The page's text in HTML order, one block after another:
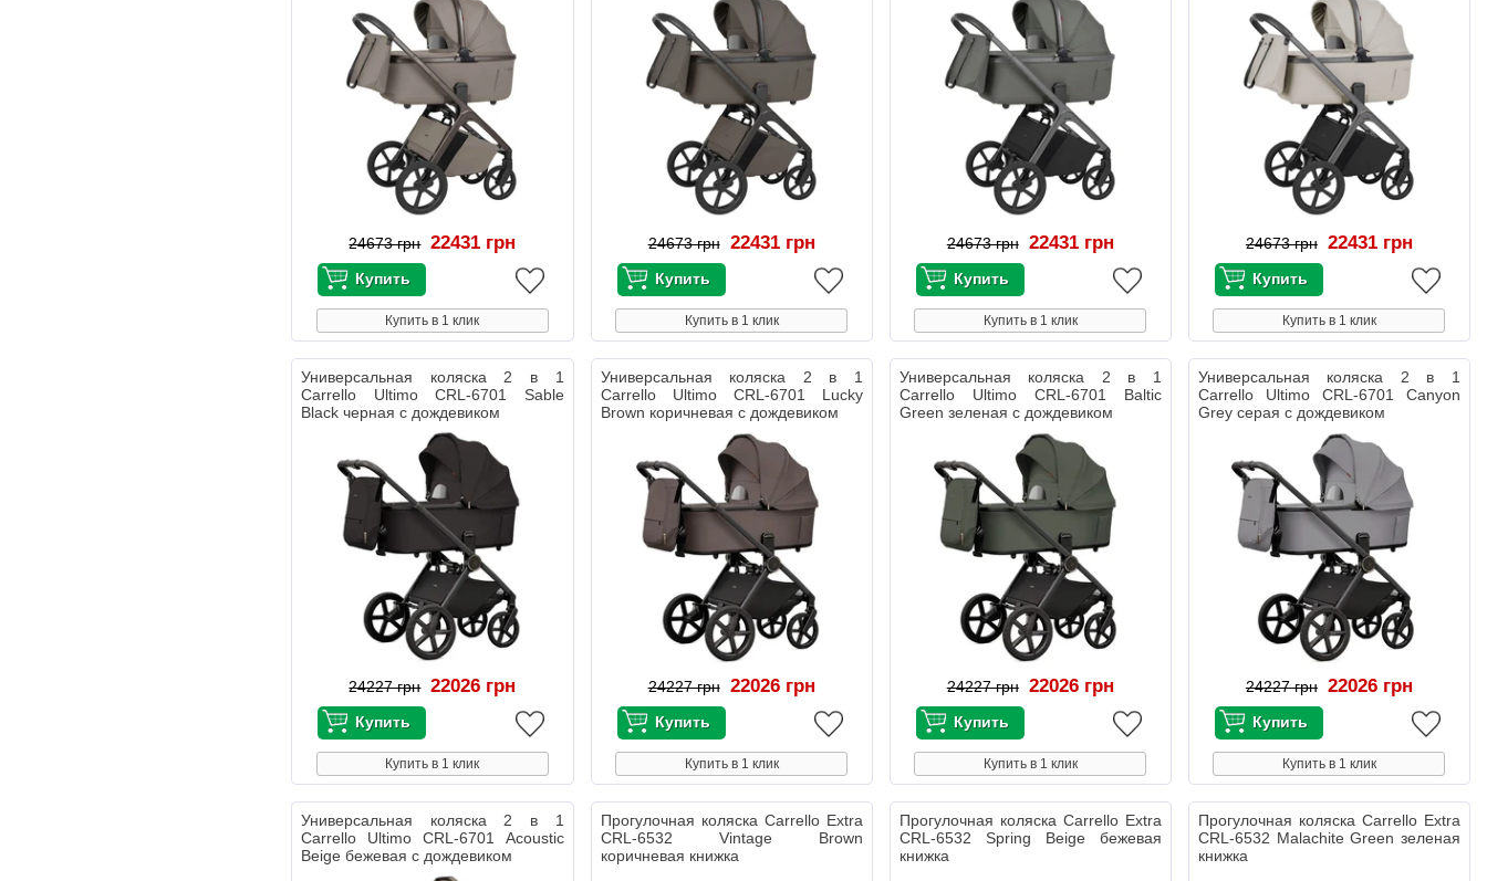
24673 грн 22431 грн
Купить в 1 клик
24673 грн 22431 грн
Купить в 1 клик
24673 грн 22431 грн
Купить в 1 клик
24673 грн 22431 грн
Купить в 1 клик
Универсальная коляска 2 в 1
Carrello Ultimo CRL-6701 Sable
Black черная с дождевиком
24227 грн 22026 грн
Купить в 1 клик
Универсальная коляска 2 в 1
Carrello Ultimo CRL-6701 Lucky
Brown коричневая с дождевиком
24227 грн 22026 грн
Купить в 1 клик
Универсальная коляска 2 в 1
Carrello Ultimo CRL-6701 Baltic
Green зеленая с дождевиком
24227 грн 22026 грн
Купить в 1 клик
Универсальная коляска 2 в 1
Carrello Ultimo CRL-6701 Canyon
Grey серая с дождевиком
24227 грн 22026 грн
Купить в 1 клик
Универсальная коляска 2 в 1
Carrello Ultimo CRL-6701 Acoustic
Beige бежевая с дождевиком
Прогулочная коляска Carrello Extra
CRL-6532 Vintage Brown
коричневая книжка
Прогулочная коляска Carrello Extra
CRL-6532 Spring Beige бежевая
книжка
Прогулочная коляска Carrello Extra
CRL-6532 Malachite Green зеленая
книжка